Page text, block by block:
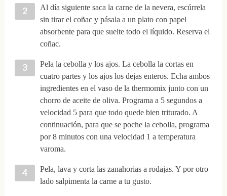
Al día siguiente saca la carne de la nevera, escúrrela
sin tirar el coñac y pásala a un plato con papel
absorbente para que suelte todo el líquido. Reserva el
coñac.
Pela la cebolla y los ajos. La cebolla la cortas en
cuatro partes y los ajos los dejas enteros. Echa ambos
ingredientes en el vaso de la thermomix junto con un
chorro de aceite de oliva. Programa a 5 segundos a
velocidad 5 para que todo quede bien triturado. A
continuación, para que se poche la cebolla, programa
por 8 minutos con una velocidad 1 a temperatura
varoma.
Pela, lava y corta las zanahorias a rodajas. Y por otro
lado salpimenta la carne a tu gusto.